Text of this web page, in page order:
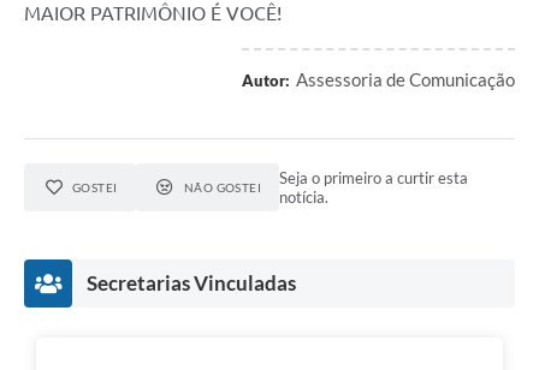
MAIOR PATRIMÔNIO É VOCÊ!
Autor: Assessoria de Comunicação
GOSTEI NÃO GOSTEI
Seja o primeiro a curtir esta
notícia.
Secretarias Vinculadas